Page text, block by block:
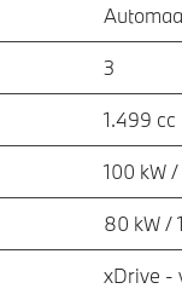
3
1.499 cc
100 kW
80 kW /
xDrive -